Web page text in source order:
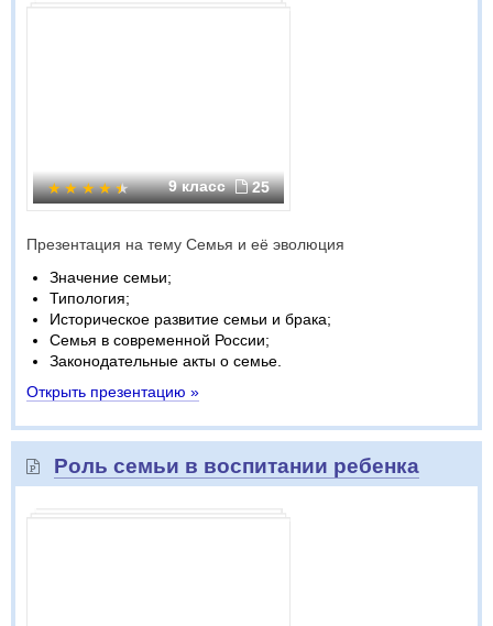
9 класс 25
Презентация на тему Семья и её эволюция
Значение семьи;
Типология;
Историческое развитие семьи и брака;
Семья в современной России;
Законодательные акты о семье.
Открыть презентацию »
Роль семьи в воспитании ребенка